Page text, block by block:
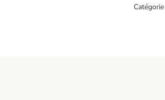
Catégorie